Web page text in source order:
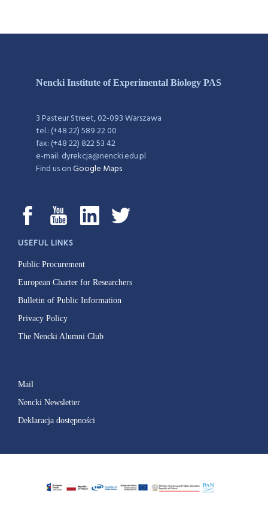
Nencki Institute of Experimental Biology PAS
3 Pasteur Street, 02-093 Warszawa
tel.: (+48 22) 589 22 00
fax: (+48 22) 822 53 42
e-mail: dyrekcja@nencki.edu.pl
Find us onGoogle Maps
USEFUL LINKS
Public Procurement
European Charter for Researchers
Bulletin of Public Information
Privacy Policy
The Nencki Alumni Club
Mail
Nencki Newsletter
Deklaracja dostępności